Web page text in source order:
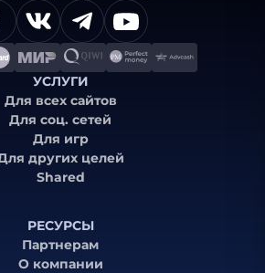
УСЛУГИ
Для всех сайтов
Для соц. сетей
Для игр
других целей
Shared
РЕСУРСЫ
Партнерам
О компании